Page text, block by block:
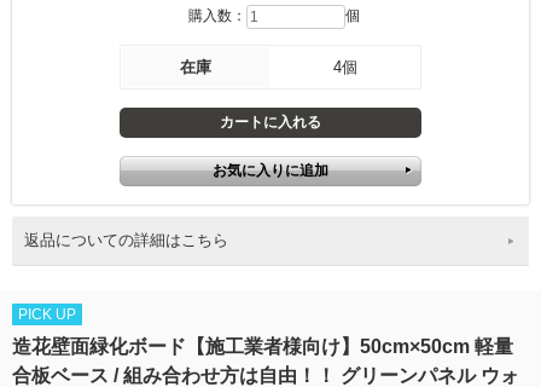
購入数： 個
在庫 4個
返品についての詳細はこちら
PICK UP
造花壁面緑化ボード【施工業者様向け】50cm×50cm 軽量
合板ベース / 組み合わせ方は自由！！ グリーンパネル ウォ